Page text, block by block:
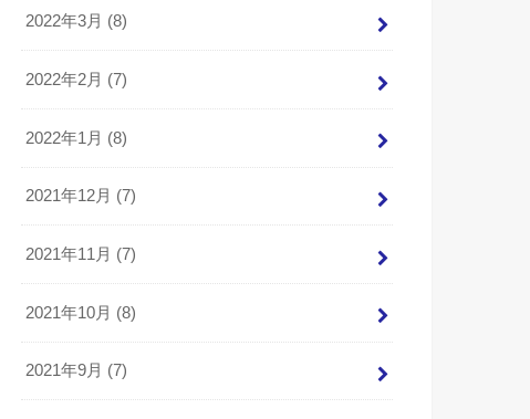
2022年3月 (8)
2022年2月 (7)
2022年1月 (8)
2021年12月 (7)
2021年11月 (7)
2021年10月 (8)
2021年9月 (7)